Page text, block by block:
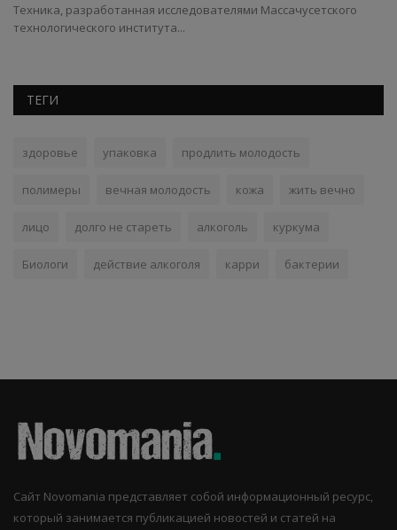
Техника, разработанная исследователями Массачусетского
технологического института...
ТЕГИ
здоровье упаковка продлить молодость
полимеры вечная молодость кожа жить вечно
лицо долго не стареть алкоголь куркума
Биологи действие алкоголя карри бактерии
Сайт Novomania представляет собой информационный ресурс,
который занимается публикацией новостей и статей на